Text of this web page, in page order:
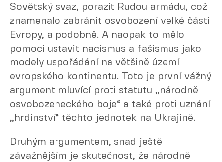
Sovětský svaz, porazit Rudou armádu, což
znamenalo zabránit osvobození velké části
Evropy, a podobně. A naopak to mělo
pomoci ustavit nacismus a fašismus jako
modely uspořádání na většině území
evropského kontinentu. Toto je první vážný
argument mluvící proti statutu „národně
osvobozeneckého boje“ a také proti uznání
„hrdinství“ těchto jednotek na Ukrajině.
Druhým argumentem, snad ještě
závažnějším je skutečnost, že národně